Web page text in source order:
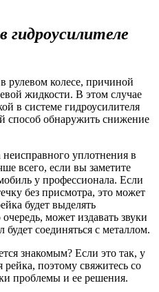
рулевом колесе, причиной
жидкости. В этом случае
в ​​системе гидроусилителя
способ обнаружить снижение
неисправного уплотнения в
всего, если вы заметите
у профессионала. Если
без присмотра, это может
будет выделять
может издавать звуки
соединяться с металлом.
знакомым? Если это так, у
рейка, поэтому свяжитесь со
проблемы и ее решения.